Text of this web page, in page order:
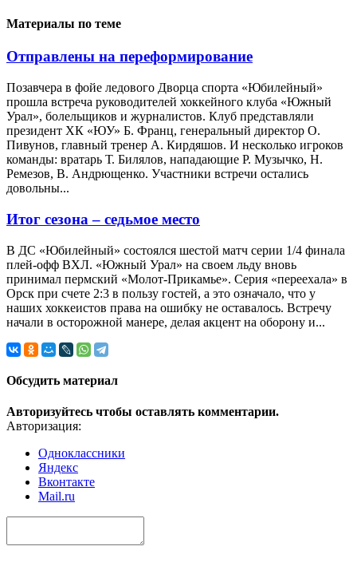
Материалы по теме
Отправлены на переформирование
Позавчера в фойе ледового Дворца спорта «Юбилейный»
прошла встреча руководителей хоккейного клуба «Южный
Урал», болельщиков и журналистов. Клуб представляли
президент ХК «ЮУ» Б. Франц, генеральный директор О.
Пивунов, главный тренер А. Кирдяшов. И несколько игроков
команды: вратарь Т. Билялов, нападающие Р. Музычко, Н.
Ремезов, В. Андрющенко. Участники встречи остались
довольны...
Итог сезона – седьмое место
В ДС «Юбилейный» состоялся шестой матч серии 1/4 финала
плей-офф ВХЛ. «Южный Урал» на своем льду вновь
принимал пермский «Молот-Прикамье». Серия «переехала» в
Орск при счете 2:3 в пользу гостей, а это означало, что у
наших хоккеистов права на ошибку не оставалось. Встречу
начали в осторожной манере, делая акцент на оборону и...
Обсудить материал
Авторизуйтесь чтобы оставлять комментарии.
Авторизация:
Одноклассники
Яндекс
Вконтакте
Mail.ru